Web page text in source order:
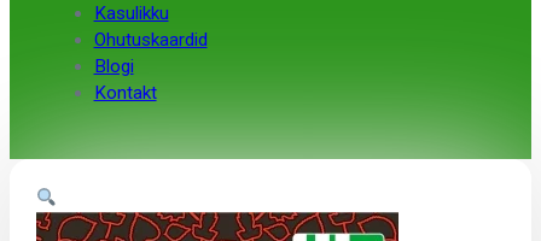
Kasulikku
Ohutuskaardid
Blogi
Kontakt